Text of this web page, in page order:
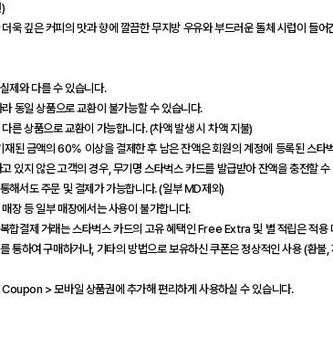
욱 깊은 커피의 맛과 향에 깔끔한 무지방 우유와 부드러운 돌체 시럽이 들어
제와 다를 수 있습니다.
동일 상품으로 교환이 불가능할 수 있습니다.
른 상품으로 교환이 가능합니다. (차액 발생 시 차액 지불)
재된 금액의 60% 이상을 결제한 후 남은 잔액은 회원의 계정에 등록된 스타
있지 않은 고객의 경우, 무기명 스타벅스 카드를 발급받아 잔액을 충전할
해서도 주문 및 결제가 가능합니다. (일부 MD제외)
장 등 일부 매장에서는 사용이 불가합니다.
합결제 거래는 스타벅스 카드의 고유 혜택인 Free Extra 및 별 적립은 적용
통하여 구매하거나, 기타의 방법으로 보유하신 쿠폰은 정상적인 사용 (환
> 모바일 상품권에 추가해 편리하게 사용하실 수 있습니다.